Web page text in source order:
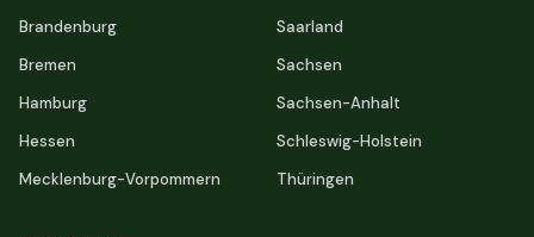
Brandenburg
Bremen
Hamburg
Hessen
Mecklenburg-Vorpommern
Saarland
Sachsen
Sachsen-Anhalt
Schleswig-Holstein
Thüringen